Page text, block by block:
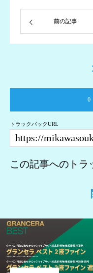
前の記事
0
トラックバックURL
この記事へのトラ
電話でのお問い合わせ